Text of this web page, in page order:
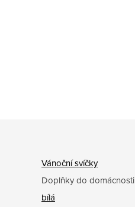
Vánoční svíčky
Doplňky do domácnosti
bílá